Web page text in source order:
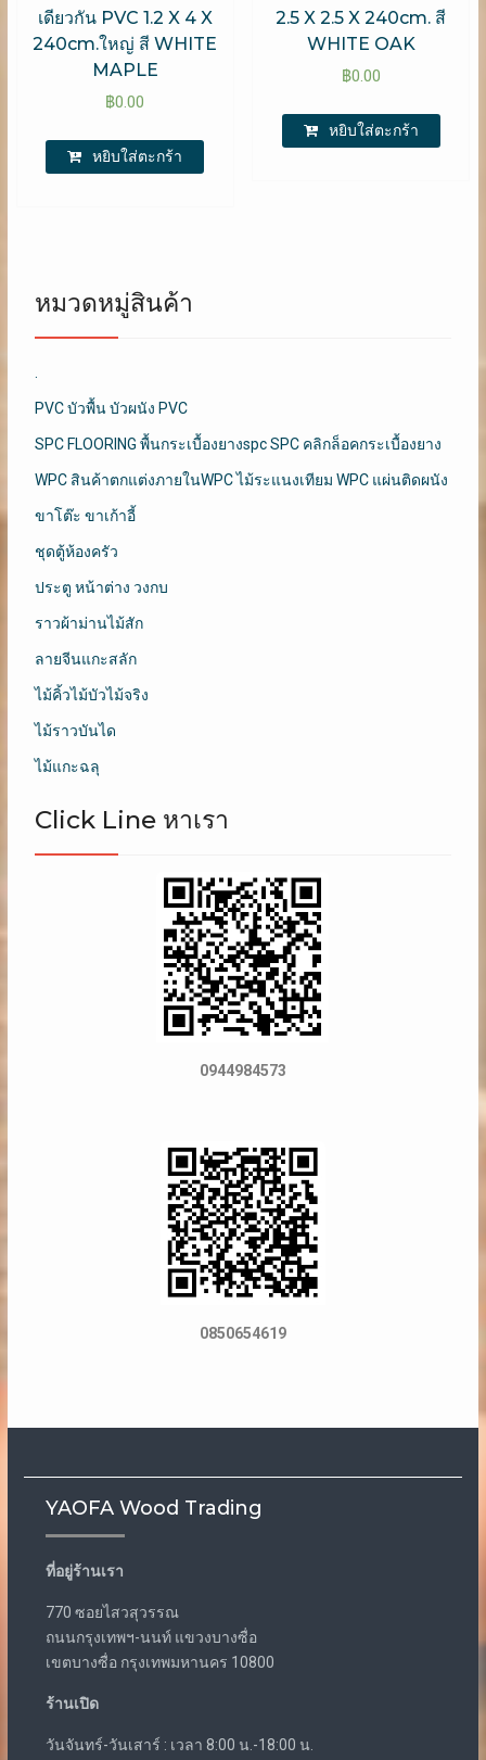
เดียวกัน PVC 1.2 X 4 X
240cm.ใหญ่ สี WHITE
MAPLE
฿0.00
หยิบใส่ตะกร้า
2.5 X 2.5 X 240cm. สี
WHITE OAK
฿0.00
หยิบใส่ตะกร้า
หมวดหมู่สินค้า
.
PVC บัวพื้น บัวผนัง PVC
SPC FLOORING พื้นกระเบื้องยางspc SPC คลิกล็อคกระเบื้องยาง
WPC สินค้าตกแต่งภายในWPC ไม้ระแนงเทียม WPC แผ่นติดผนัง
ขาโต๊ะ ขาเก้าอี้
ชุดตู้ห้องครัว
ประตู หน้าต่าง วงกบ
ราวผ้าม่านไม้สัก
ลายจีนแกะสลัก
ไม้คิ้วไม้บัวไม้จริง
ไม้ราวบันได
ไม้แกะฉลุ
Click Line หาเรา
0944984573
0850654619
YAOFA Wood Trading
ที่อยู่ร้านเรา
770 ซอยไสวสุวรรณ
ถนนกรุงเทพฯ-นนท์ แขวงบางซื่อ
เขตบางซื่อ กรุงเทพมหานคร 10800
ร้านเปิด
วันจันทร์-วันเสาร์ : เวลา 8:00 น.-18:00 น.